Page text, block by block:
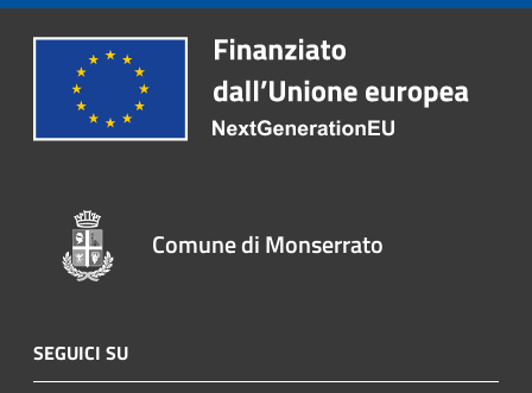
Comune di Monserrato
SEGUICI SU